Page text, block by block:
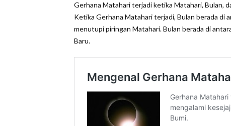
Gerhana Matahari terjadi ketika Matahari, Bulan,
Ketika Gerhana Matahari terjadi, Bulan berada di
menutupi piringan Matahari. Bulan berada di
Baru.